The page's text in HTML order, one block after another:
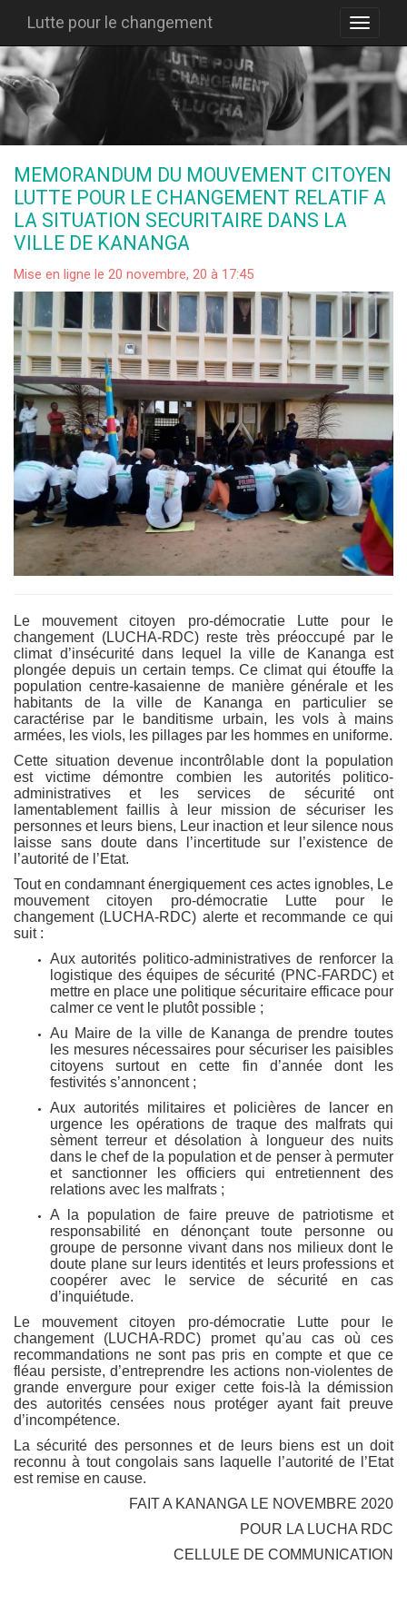
Lutte pour le changement
MEMORANDUM DU MOUVEMENT CITOYEN
LUTTE POUR LE CHANGEMENT RELATIF A
LA SITUATION SECURITAIRE DANS LA
VILLE DE KANANGA
Mise en ligne le 20 novembre, 20 à 17:45
Le mouvement citoyen pro-démocratie Lutte pour le
changement (LUCHA-RDC) reste très préoccupé par le
climat d’insécurité dans lequel la ville de Kananga est
plongée depuis un certain temps. Ce climat qui étouffe la
population centre-kasaienne de manière générale et les
habitants de la ville de Kananga en particulier se
caractérise par le banditisme urbain, les vols à mains
armées, les viols, les pillages par les hommes en uniforme.
Cette situation devenue incontrôlable dont la population
est victime démontre combien les autorités politico-
administratives et les services de sécurité ont
lamentablement faillis à leur mission de sécuriser les
personnes et leurs biens, Leur inaction et leur silence nous
laisse sans doute dans l’incertitude sur l’existence de
l’autorité de l’Etat.
Tout en condamnant énergiquement ces actes ignobles, Le
mouvement citoyen pro-démocratie Lutte pour le
changement (LUCHA-RDC) alerte et recommande ce qui
suit :
Aux autorités politico-administratives de renforcer la
logistique des équipes de sécurité (PNC-FARDC) et
mettre en place une politique sécuritaire efficace pour
calmer ce vent le plutôt possible ;
Au Maire de la ville de Kananga de prendre toutes
les mesures nécessaires pour sécuriser les paisibles
citoyens surtout en cette fin d’année dont les
festivités s’annoncent ;
Aux autorités militaires et policières de lancer en
urgence les opérations de traque des malfrats qui
sèment terreur et désolation à longueur des nuits
dans le chef de la population et de penser à permuter
et sanctionner les officiers qui entretiennent des
relations avec les malfrats ;
A la population de faire preuve de patriotisme et
responsabilité en dénonçant toute personne ou
groupe de personne vivant dans nos milieux dont le
doute plane sur leurs identités et leurs professions et
coopérer avec le service de sécurité en cas
d’inquiétude.
Le mouvement citoyen pro-démocratie Lutte pour le
changement (LUCHA-RDC) promet qu’au cas où ces
recommandations ne sont pas pris en compte et que ce
fléau persiste, d’entreprendre les actions non-violentes de
grande envergure pour exiger cette fois-là la démission
des autorités censées nous protéger ayant fait preuve
d’incompétence.
La sécurité des personnes et de leurs biens est un doit
reconnu à tout congolais sans laquelle l’autorité de l’Etat
est remise en cause.
FAIT A KANANGA LE NOVEMBRE 2020
POUR LA LUCHA RDC
CELLULE DE COMMUNICATION